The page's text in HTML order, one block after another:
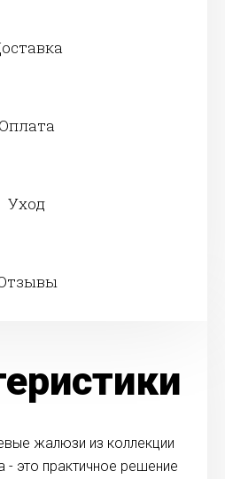
Оплата
Уход
жалюзи из коллекции
- это практичное решение